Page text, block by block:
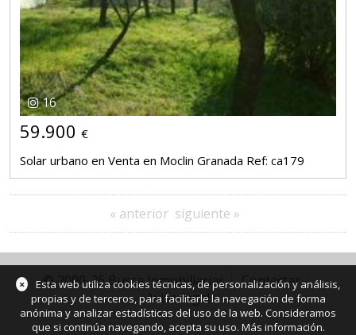
16
59.900 €
Solar urbano en Venta en Moclin Granada Ref: ca179
« anterior siguiente »
© 2000-26 Busca Inmobiliarias
Contactar
Aviso legal
×
Esta web utiliza cookies técnicas, de personalización y análisis,
propias y de terceros, para facilitarle la navegación de forma
anónima y analizar estadísticas del uso de la web. Consideramos
que si continúa navegando, acepta su uso. Más información.